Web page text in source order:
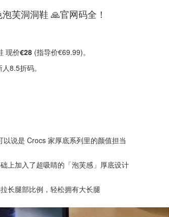
芙洞洞鞋 🙏官网码全！
现价€28 (指导价€69.99)。
8.5折码。
以说是 Crocs 家厚底系列里的颜值担当
上加入了超吸睛的「泡芙感」厚底设计
长腿部比例，轻松拥有大长腿